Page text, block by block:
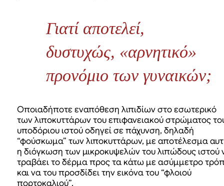
Γιατί αποτελεί,
δυστυχώς, «αρνητικό»
προνόμιο των γυναικών;
Οποιαδήποτε εναπόθεση λιπιδίων στο εσωτερικό
των λιποκυττάρων του επιφανειακού στρώματος
υποδόριου ιστού οδηγεί σε πάχυνση, δηλαδή
“φούσκωμα” των λιποκυττάρων, με αποτέλεσμα
η διόγκωση των μικροκυψελών του λιπώδους ιστού
τραβάει το δέρμα προς τα κάτω με ασύμμετρο
και να του προσδίδει την εικόνα του “φλοιού
πορτοκαλιού”.